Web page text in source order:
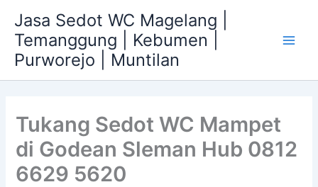
content
Jasa Sedot WC Magelang |
Temanggung | Kebumen |
Purworejo | Muntilan
Tukang Sedot WC Mampet
di Godean Sleman Hub 0812
6629 5620